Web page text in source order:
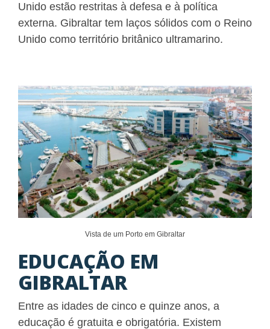
Unido estão restritas à defesa e à política
externa. Gibraltar tem laços sólidos com o Reino
Unido como território britânico ultramarino.
Vista de um Porto em Gibraltar
EDUCAÇÃO EM
GIBRALTAR
Entre as idades de cinco e quinze anos, a
educação é gratuita e obrigatória. Existem